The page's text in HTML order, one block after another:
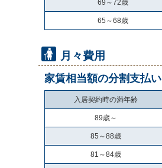
69～72歳
65～68歳
月々費用
家賃相当額の分割支払い
入居契約時の満年齢
89歳～
85～88歳
81～84歳